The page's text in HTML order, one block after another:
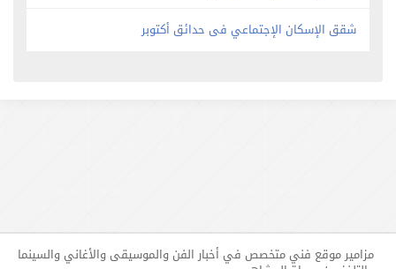
شقق الإسكان الإجتماعي فى حدائق أكتوبر
مزامير موقع فني متخصص في أخبار الفن والموسيقى والأغاني والسينما